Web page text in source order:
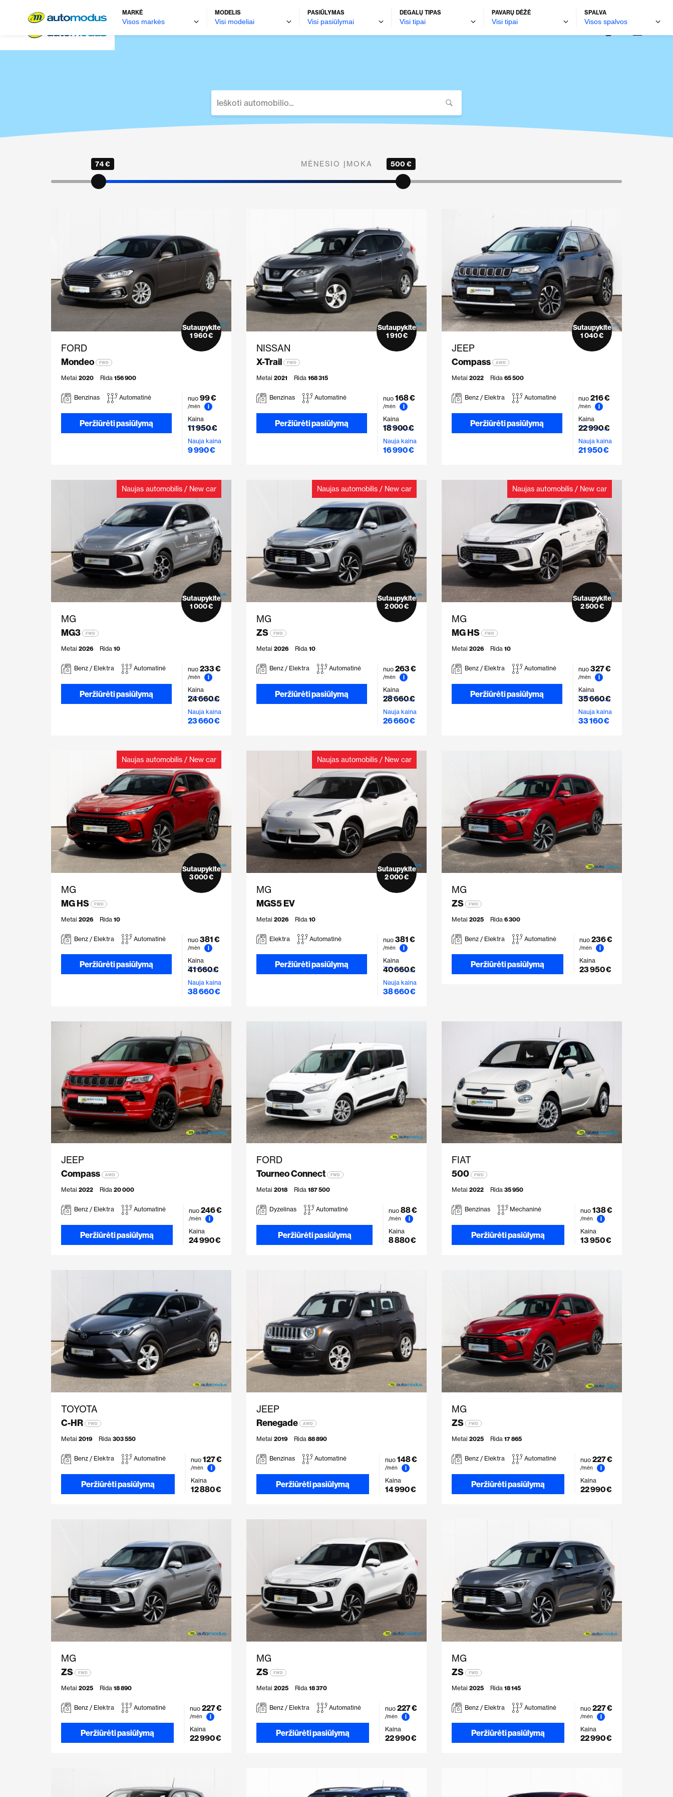
MARKĖ MODELIS PASIŪLYMAS DEGALŲ TIPAS PAVARŲ DĖŽĖ SPALVA
MĖNESIO ĮMOKA
74 € 500 €
FORD
Mondeo
FWD
Metai 2020 Rida 156 900
Sutaupykite
1 960 €
Benzinas Automatinė
Peržiūrėti pasiūlymą
nuo 99 €
/mėn
i
Kaina
11 950 €
Nauja kaina
9 990 €
NISSAN
X-Trail
FWD
Metai 2021 Rida 168 315
Sutaupykite
1 910 €
Benzinas Automatinė
Peržiūrėti pasiūlymą
nuo 168 €
/mėn
i
Kaina
18 900 €
Nauja kaina
16 990 €
JEEP
Compass
AWD
Metai 2022 Rida 65 500
Sutaupykite
1 040 €
Benz / Elektra Automatinė
Peržiūrėti pasiūlymą
nuo 216 €
/mėn
i
Kaina
22 990 €
Nauja kaina
21 950 €
Naujas automobilis / New car
MG
MG3
FWD
Metai 2026 Rida 10
Sutaupykite
1 000 €
Benz / Elektra Automatinė
Peržiūrėti pasiūlymą
nuo 233 €
/mėn
i
Kaina
24 660 €
Nauja kaina
23 660 €
Naujas automobilis / New car
MG
ZS
FWD
Metai 2026 Rida 10
Sutaupykite
2 000 €
Benz / Elektra Automatinė
Peržiūrėti pasiūlymą
nuo 263 €
/mėn
i
Kaina
28 660 €
Nauja kaina
26 660 €
Naujas automobilis / New car
MG
MG HS
FWD
Metai 2026 Rida 10
Sutaupykite
2 500 €
Benz / Elektra Automatinė
Peržiūrėti pasiūlymą
nuo 327 €
/mėn
i
Kaina
35 660 €
Nauja kaina
33 160 €
Naujas automobilis / New car
MG
MG HS
FWD
Metai 2026 Rida 10
Sutaupykite
3 000 €
Benz / Elektra Automatinė
Peržiūrėti pasiūlymą
nuo 381 €
/mėn
i
Kaina
41 660 €
Nauja kaina
38 660 €
Naujas automobilis / New car
MG
MGS5 EV
Metai 2026 Rida 10
Sutaupykite
2 000 €
Elektra Automatinė
Peržiūrėti pasiūlymą
nuo 381 €
/mėn
i
Kaina
40 660 €
Nauja kaina
38 660 €
MG
ZS
FWD
Metai 2025 Rida 6 300
Benz / Elektra Automatinė
Peržiūrėti pasiūlymą
nuo 236 €
/mėn
i
Kaina
23 950 €
JEEP
Compass
AWD
Metai 2022 Rida 20 000
Benz / Elektra Automatinė
Peržiūrėti pasiūlymą
nuo 246 €
/mėn
i
Kaina
24 990 €
FORD
Tourneo Connect
FWD
Metai 2018 Rida 187 500
Dyzelinas Automatinė
Peržiūrėti pasiūlymą
nuo 88 €
/mėn
i
Kaina
8 880 €
FIAT
500
FWD
Metai 2022 Rida 35 950
Benzinas Mechaninė
Peržiūrėti pasiūlymą
nuo 138 €
/mėn
i
Kaina
13 950 €
TOYOTA
C-HR
FWD
Metai 2019 Rida 303 550
Benz / Elektra Automatinė
Peržiūrėti pasiūlymą
nuo 127 €
/mėn
i
Kaina
12 880 €
JEEP
Renegade
AWD
Metai 2019 Rida 88 890
Benzinas Automatinė
Peržiūrėti pasiūlymą
nuo 148 €
/mėn
i
Kaina
14 990 €
MG
ZS
FWD
Metai 2025 Rida 17 865
Benz / Elektra Automatinė
Peržiūrėti pasiūlymą
nuo 227 €
/mėn
i
Kaina
22 990 €
MG
ZS
FWD
Metai 2025 Rida 18 890
Benz / Elektra Automatinė
Peržiūrėti pasiūlymą
nuo 227 €
/mėn
i
Kaina
22 990 €
MG
ZS
FWD
Metai 2025 Rida 18 370
Benz / Elektra Automatinė
Peržiūrėti pasiūlymą
nuo 227 €
/mėn
i
Kaina
22 990 €
MG
ZS
FWD
Metai 2025 Rida 18 145
Benz / Elektra Automatinė
Peržiūrėti pasiūlymą
nuo 227 €
/mėn
i
Kaina
22 990 €